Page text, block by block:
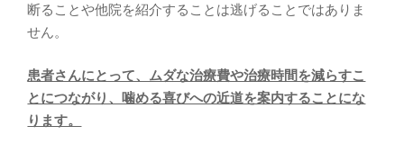
断ることや他院を紹介することは逃げることではありま
せん。
患者さんにとって、ムダな治療費や治療時間を減らすこ
とにつながり、噛める喜びへの近道を案内することにな
ります。